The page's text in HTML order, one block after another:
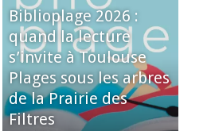
Biblioplage 2026 :
quand la lecture
s’invite à Toulouse
Plages sous les arbres
de la Prairie des
Filtres